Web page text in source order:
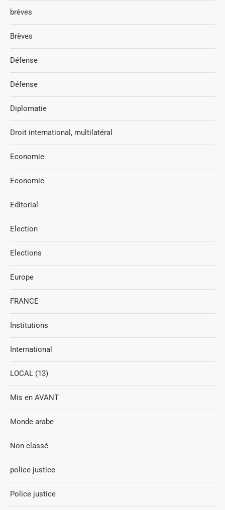
brèves
Brèves
Défense
Défense
Diplomatie
Droit international, multilatéral
Economie
Economie
Editorial
Election
Elections
Europe
FRANCE
Institutions
International
LOCAL (13)
Mis en AVANT
Monde arabe
Non classé
police justice
Police justice